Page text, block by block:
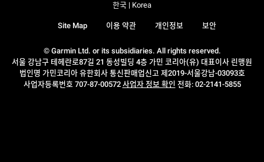
© Garmin Ltd. or its subsidiaries. All rights reserved.
서울 강남구 테헤란로87길 21 동성빌딩 4층 가민 코리아(유) 대표이사 린맹원
법인명 가민코리아 유한회사 통신판매업신고 제2019-서울강남-03093호
사업자등록번호 707-87-00572 사업자 정보 확인 전화: 02-2141-5855
Site Map 이용 약관 개인정보 보안
한국 | Korea